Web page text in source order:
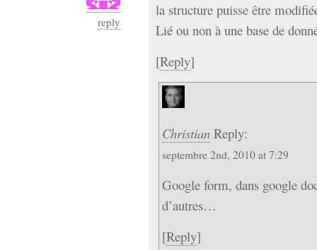
reply
la structure puisse être
Lié ou non à une base de
[Reply]
Christian Reply:
septembre 2nd, 2010 at 7:29
Google form, dans google
d’autres…
[Reply]